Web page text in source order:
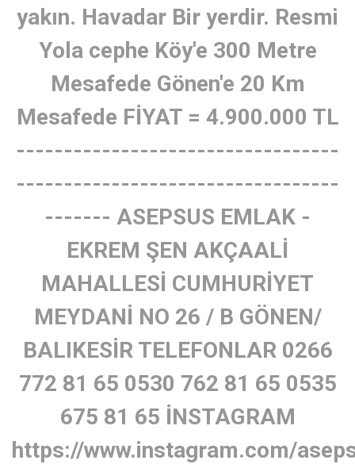
yakın. Havadar Bir yerdir. Resmi
Yola cephe Köy'e 300 Metre
Mesafede Gönen'e 20 Km
Mesafede FİYAT = 4.900.000 TL
----------------------------------
----------------------------------
------- ASEPSUS EMLAK -
EKREM ŞEN AKÇAALİ
MAHALLESİ CUMHURİYET
MEYDANİ NO 26 / B GÖNEN/
BALIKESİR TELEFONLAR 0266
772 81 65 0530 762 81 65 0535
675 81 65 İNSTAGRAM
https://www.instagram.com/